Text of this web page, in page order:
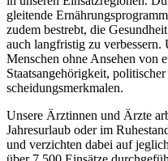
gleitende
zu­dem be­strebt, die
auch lang­fristig zu
Menschen ohne Ansehen von
Staats­angehörigkeit,
scheidungs­merkmalen.
Unsere Ärztinnen und Ärzte
Jahres­urlaub oder im
und ver­zichten dabei auf